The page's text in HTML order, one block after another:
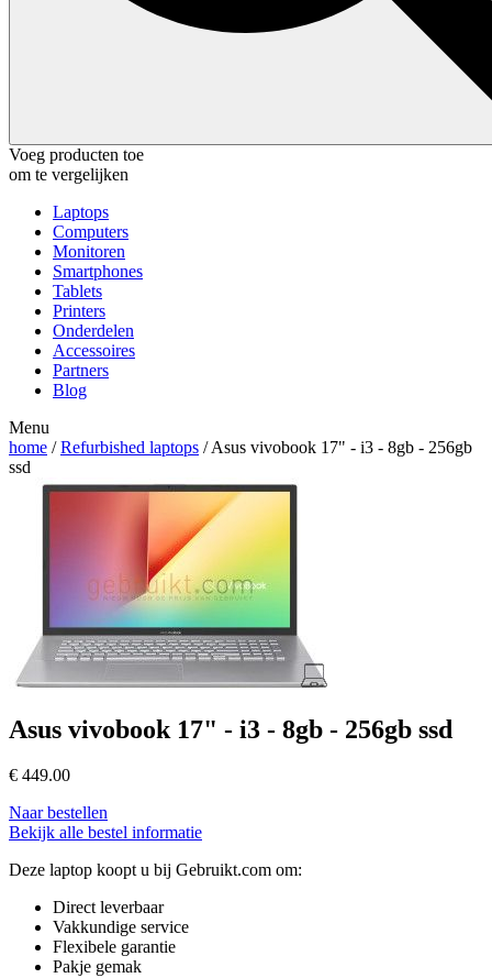
Voeg producten toe
om te vergelijken
Laptops
Computers
Monitoren
Smartphones
Tablets
Printers
Onderdelen
Accessoires
Partners
Blog
Menu
home /Refurbished laptops / Asus vivobook 17" - i3 - 8gb - 256gb
ssd
Asus vivobook 17" - i3 - 8gb - 256gb ssd
€ 449.00
Naar bestellen
Bekijk alle bestel informatie
Deze laptop koopt u bij Gebruikt.com om:
Direct leverbaar
Vakkundige service
Flexibele garantie
Pakje gemak